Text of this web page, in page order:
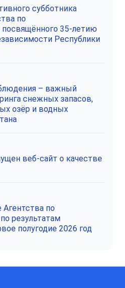
субботника
по
посвящённого 35-летию
Республики
– важный
снежных запасов,
озёр и водных
веб-сайт о качестве
Агентства по
результатам
полугодие 2026 год